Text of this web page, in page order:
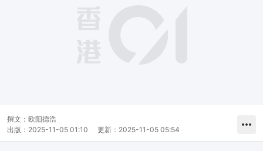
撰文： 欧阳德浩
出版： 2025-11-05 01:10 更新： 2025-11-05 05:54